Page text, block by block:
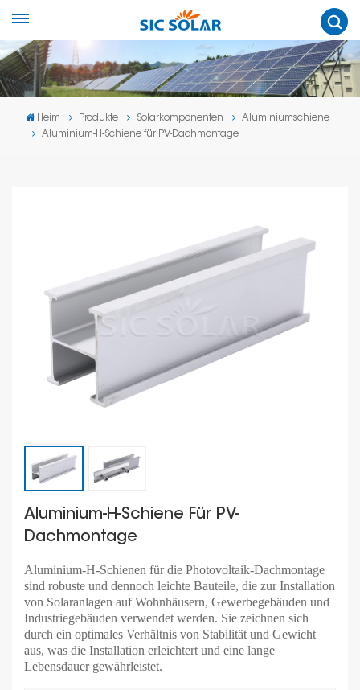
Heim Produkte Solarkomponenten
Aluminiumschiene
Aluminium-H-Schiene für PV-Dachmontage
Aluminium-H-Schiene Für PV-
Dachmontage
Aluminium-H-Schienen für die Photovoltaik-Dachmontage
sind robuste und dennoch leichte Bauteile, die zur Installation
von Solaranlagen auf Wohnhäusern, Gewerbegebäuden und
Industriegebäuden verwendet werden. Sie zeichnen sich
durch ein optimales Verhältnis von Stabilität und Gewicht
aus, was die Installation erleichtert und eine lange
Lebensdauer gewährleistet.